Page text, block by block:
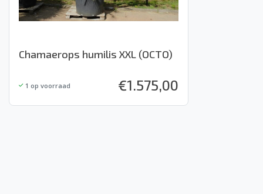
Chamaerops humilis XXL (OCTO)
1 op voorraad €1.575,00